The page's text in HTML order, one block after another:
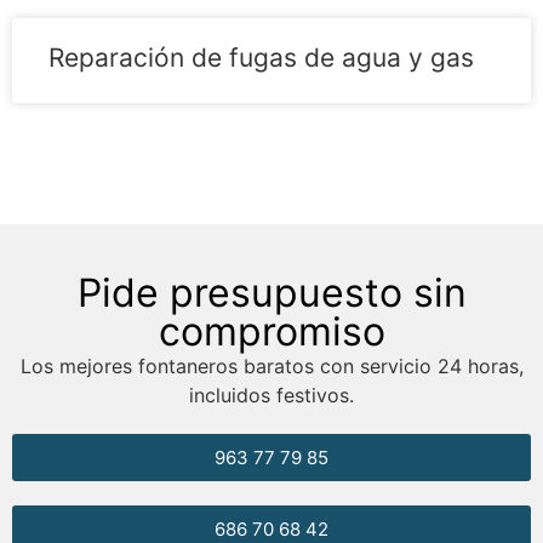
Reparación de fugas de agua y gas
Pide presupuesto sin
compromiso
Los mejores fontaneros baratos con servicio 24 horas,
incluidos festivos.
686 70 68 42
963 77 79 85